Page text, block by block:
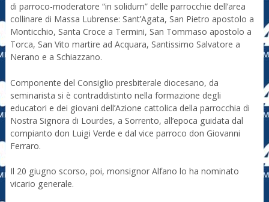
di parroco-moderatore “in solidum” delle parrocchie dell’area
collinare di Massa Lubrense: Sant’Agata, San Pietro apostolo a
Monticchio, Santa Croce a Termini, San Tommaso apostolo a
Torca, San Vito martire ad Acquara, Santissimo Salvatore a
Nerano e a Schiazzano.
Componente del Consiglio presbiterale diocesano, da
seminarista si è contraddistinto nella formazione degli
educatori e dei giovani dell’Azione cattolica della parrocchia di
Nostra Signora di Lourdes, a Sorrento, all’epoca guidata dal
compianto don Luigi Verde e dal vice parroco don Giovanni
Ferraro.
Il 20 giugno scorso, poi, monsignor Alfano lo ha nominato
vicario generale.